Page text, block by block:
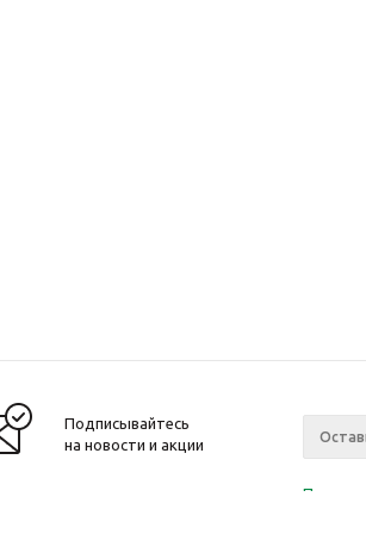
Подписывайтесь
на новости и акции